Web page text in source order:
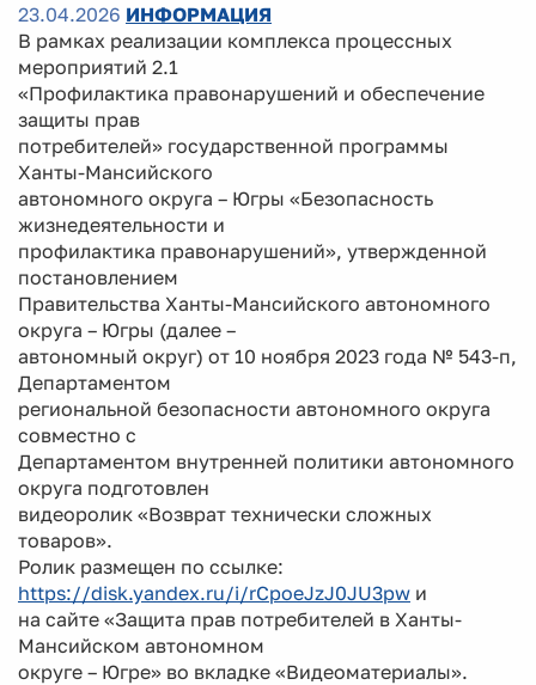
23.04.2026 ИНФОРМАЦИЯ
В рамках реализации комплекса процессных
мероприятий 2.1
«Профилактика правонарушений и обеспечение
защиты прав
потребителей» государственной программы
Ханты-Мансийского
автономного округа – Югры «Безопасность
жизнедеятельности и
профилактика правонарушений», утвержденной
постановлением
Правительства Ханты-Мансийского автономного
округа – Югры (далее –
автономный округ) от 10 ноября 2023 года № 543-п,
Департаментом
региональной безопасности автономного округа
совместно с
Департаментом внутренней политики автономного
округа подготовлен
видеоролик «Возврат технически сложных
товаров».
Ролик размещен по ссылке:
https://disk.yandex.ru/i/rCpoeJzJ0JU3pw и
на сайте «Защита прав потребителей в Ханты-
Мансийском автономном
округе – Югре» во вкладке «Видеоматериалы».